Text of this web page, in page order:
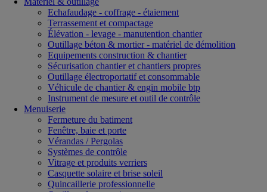
Echafaudage - coffrage - étaiement
Terrassement et compactage
Élévation - levage - manutention chantier
Outillage béton & mortier - matériel de démolition
Equipements construction & chantier
Sécurisation chantier et chantiers propres
Outillage électroportatif et consommable
Véhicule de chantier & engin mobile btp
Instrument de mesure et outil de contrôle
Menuiserie
Fermeture du batiment
Fenêtre, baie et porte
Vérandas / Pergolas
Systèmes de contrôle
Vitrage et produits verriers
Casquette solaire et brise soleil
Quincaillerie professionnelle